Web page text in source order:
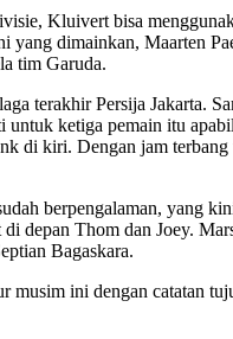
Kluivert bisa
dimainkan, Maarten
tim Garuda.
terakhir Persija Jakarta.
ketiga pemain itu
di kiri. Dengan jam
berpengalaman, yang
depan Thom dan Joey.
Bagaskara.
musim ini dengan catatan